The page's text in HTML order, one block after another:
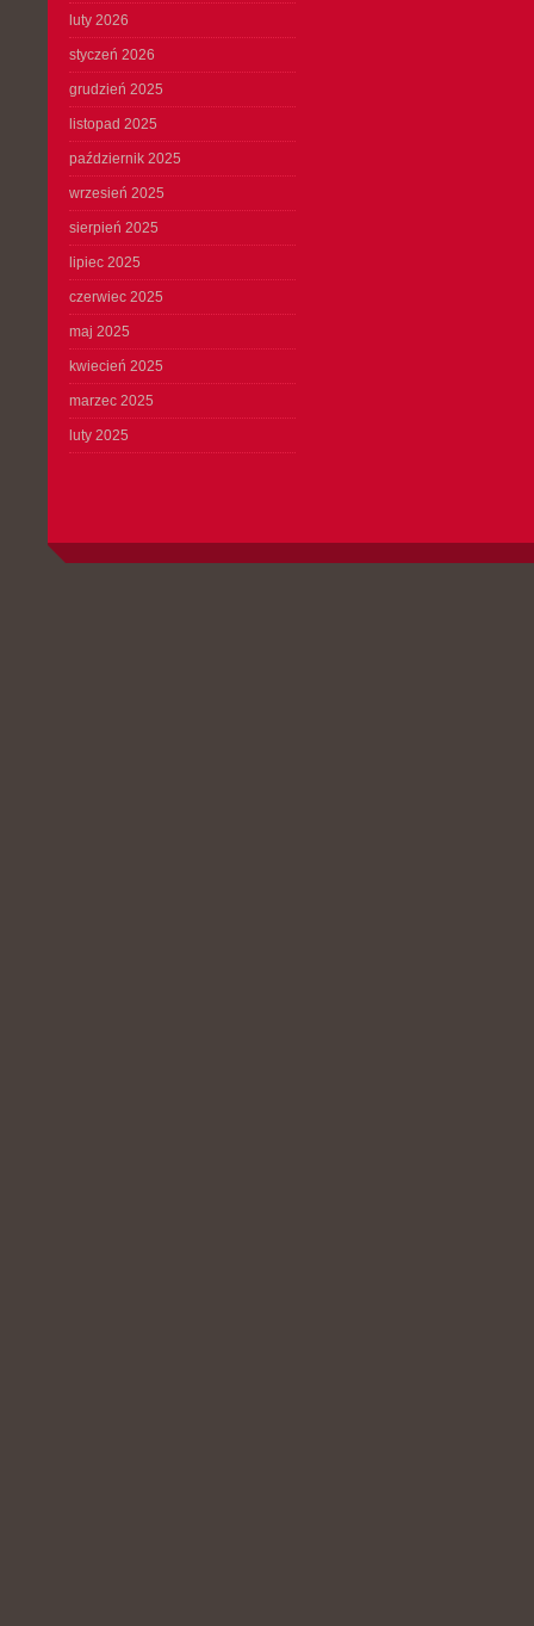
luty 2026
styczeń 2026
grudzień 2025
listopad 2025
październik 2025
wrzesień 2025
sierpień 2025
lipiec 2025
czerwiec 2025
maj 2025
kwiecień 2025
marzec 2025
luty 2025